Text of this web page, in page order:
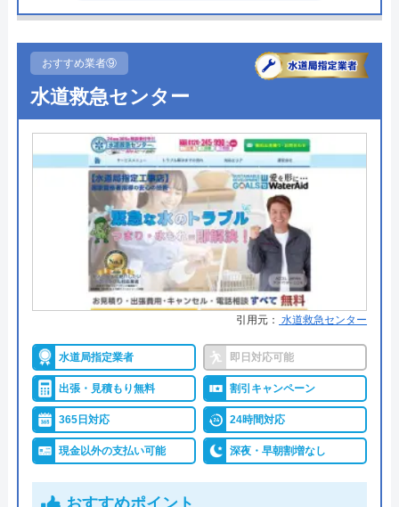
●受付時間
●定休日 年中無休
●出張見積もり 出張見積もり無料
●支払い方法
現金、銀行振込、クレジットカー
ド、コンビニ後払い、QR決済
●累計実績 施工実績30万件を達成
●保証・保険
修理に応じて1～3年の無料点検、
無料保証を用意
詳細は公式HPでご確認ください
株式会社クリーンライフがおすすめの理由
クリーンライフは年中無休で、最短30分駆けつけ、
休日・深夜も出張費無料などのサービスを売りにし
ています。
指定給水装置工事事業者（水道局指定工事店）で下
おすすめ業者⑨
水道救急センター
引用元： 水道救急センター
水道局指定業者 即日対応可能
出張・見積もり無料 割引キャンペーン
365日対応 24時間対応
現金以外の支払い可能 深夜・早朝割増なし